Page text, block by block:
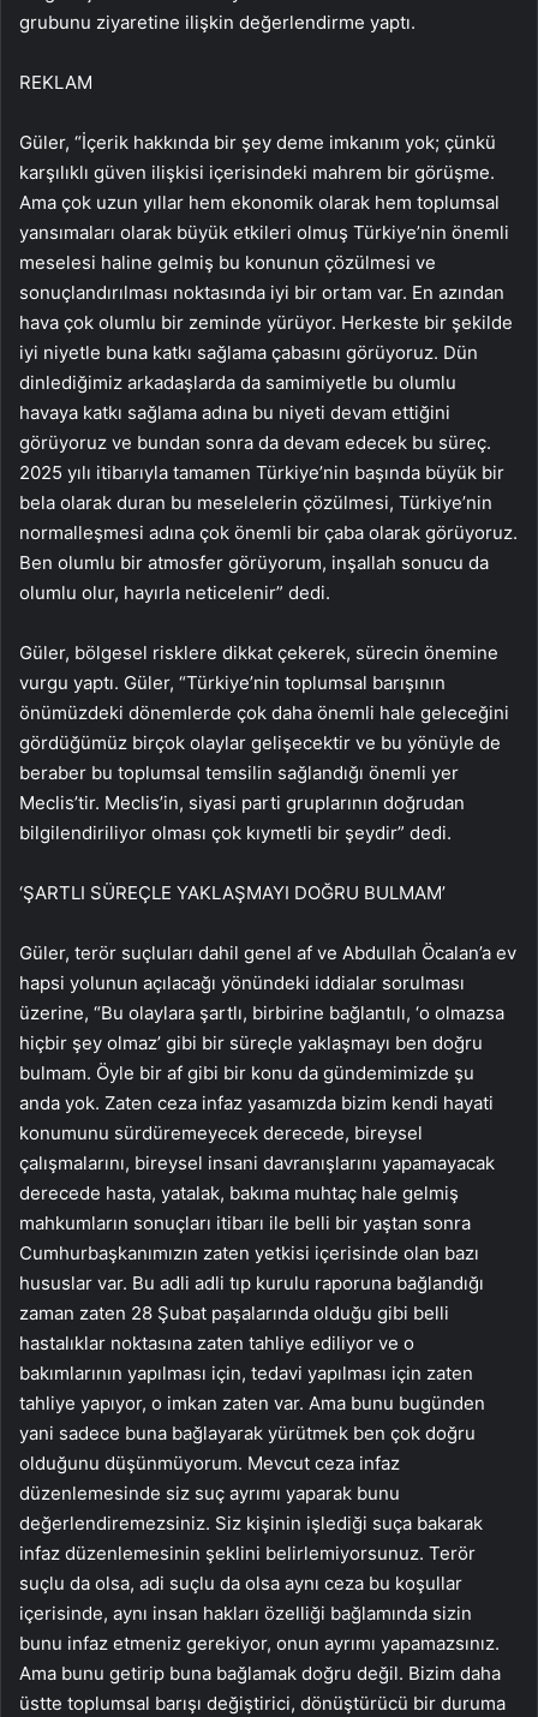
grubunu ziyaretine ilişkin değerlendirme yaptı.
REKLAM
Güler, “İçerik hakkında bir şey deme imkanım yok; çünkü
karşılıklı güven ilişkisi içerisindeki mahrem bir görüşme.
Ama çok uzun yıllar hem ekonomik olarak hem toplumsal
yansımaları olarak büyük etkileri olmuş Türkiye’nin önemli
meselesi haline gelmiş bu konunun çözülmesi ve
sonuçlandırılması noktasında iyi bir ortam var. En azından
hava çok olumlu bir zeminde yürüyor. Herkeste bir şekilde
iyi niyetle buna katkı sağlama çabasını görüyoruz. Dün
dinlediğimiz arkadaşlarda da samimiyetle bu olumlu
havaya katkı sağlama adına bu niyeti devam ettiğini
görüyoruz ve bundan sonra da devam edecek bu süreç.
2025 yılı itibarıyla tamamen Türkiye’nin başında büyük bir
bela olarak duran bu meselelerin çözülmesi, Türkiye’nin
normalleşmesi adına çok önemli bir çaba olarak görüyoruz.
Ben olumlu bir atmosfer görüyorum, inşallah sonucu da
olumlu olur, hayırla neticelenir” dedi.
Güler, bölgesel risklere dikkat çekerek, sürecin önemine
vurgu yaptı. Güler, “Türkiye’nin toplumsal barışının
önümüzdeki dönemlerde çok daha önemli hale geleceğini
gördüğümüz birçok olaylar gelişecektir ve bu yönüyle de
beraber bu toplumsal temsilin sağlandığı önemli yer
Meclis’tir. Meclis’in, siyasi parti gruplarının doğrudan
bilgilendiriliyor olması çok kıymetli bir şeydir” dedi.
‘ŞARTLI SÜREÇLE YAKLAŞMAYI DOĞRU BULMAM’
Güler, terör suçluları dahil genel af ve Abdullah Öcalan’a ev
hapsi yolunun açılacağı yönündeki iddialar sorulması
üzerine, “Bu olaylara şartlı, birbirine bağlantılı, ‘o olmazsa
hiçbir şey olmaz’ gibi bir süreçle yaklaşmayı ben doğru
bulmam. Öyle bir af gibi bir konu da gündemimizde şu
anda yok. Zaten ceza infaz yasamızda bizim kendi hayati
konumunu sürdüremeyecek derecede, bireysel
çalışmalarını, bireysel insani davranışlarını yapamayacak
derecede hasta, yatalak, bakıma muhtaç hale gelmiş
mahkumların sonuçları itibarı ile belli bir yaştan sonra
Cumhurbaşkanımızın zaten yetkisi içerisinde olan bazı
hususlar var. Bu adli adli tıp kurulu raporuna bağlandığı
zaman zaten 28 Şubat paşalarında olduğu gibi belli
hastalıklar noktasına zaten tahliye ediliyor ve o
bakımlarının yapılması için, tedavi yapılması için zaten
tahliye yapıyor, o imkan zaten var. Ama bunu bugünden
yani sadece buna bağlayarak yürütmek ben çok doğru
olduğunu düşünmüyorum. Mevcut ceza infaz
düzenlemesinde siz suç ayrımı yaparak bunu
değerlendiremezsiniz. Siz kişinin işlediği suça bakarak
infaz düzenlemesinin şeklini belirlemiyorsunuz. Terör
suçlu da olsa, adi suçlu da olsa aynı ceza bu koşullar
içerisinde, aynı insan hakları özelliği bağlamında sizin
bunu infaz etmeniz gerekiyor, onun ayrımı yapamazsınız.
Ama bunu getirip buna bağlamak doğru değil. Bizim daha
üstte toplumsal barışı değiştirici, dönüştürücü bir duruma